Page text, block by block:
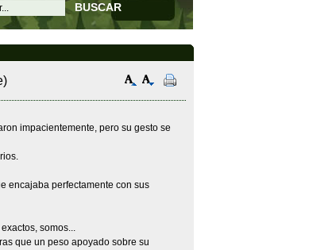
BUSCAR
impacientemente, pero su gesto se
encajaba perfectamente con sus
somos...
que un peso apoyado sobre su